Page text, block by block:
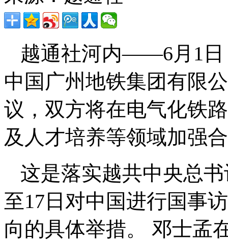
越通社河内——6月1日
中国广州地铁集团有限
议，双方将在电气化铁
及人才培养等领域加强
这是落实越共中央总
至17日对中国进行国事
向的具体举措。 邓士孟